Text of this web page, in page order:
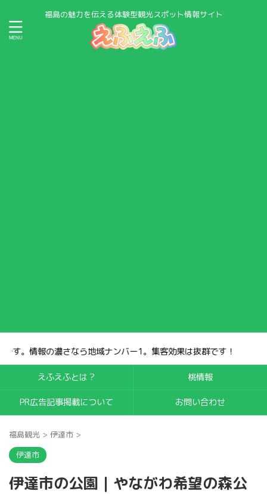
福島の魅力を伝える体験型観光スポット情報サイト
1。集客効果は抜群です！
えふえふとは？ 桃情報
PR広告記事掲載について お問い合わせ
福島観光 > 伊達市 >
伊達市
伊達市の公園｜やながわ希望の森公